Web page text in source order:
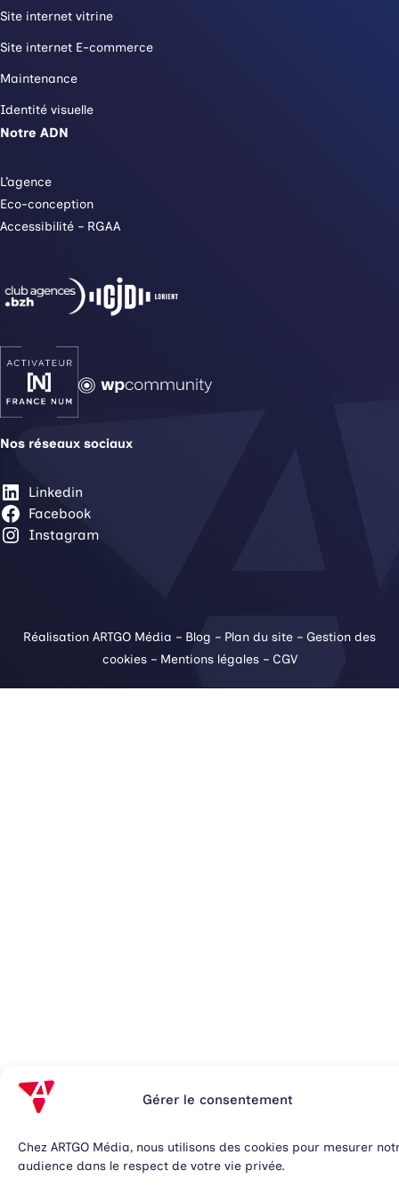
Gérer le consentement
Chez ARTGO Média, nous utilisons des cookies pour mesurer
audience dans le respect de votre vie privée.
Site internet vitrine
Site internet E-commerce
Maintenance
Identité visuelle
Notre ADN
L’agence
Eco-conception
Accessibilité – RGAA
Nos réseaux sociaux
Linkedin
Facebook
Instagram
Réalisation ARTGO Média – Blog – Plan du site – Gestion des
cookies– Mentions légales– CGV